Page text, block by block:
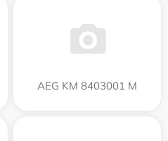
AEG KM 8403001 M